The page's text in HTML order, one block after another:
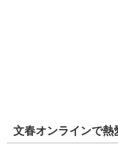
文春オンラインで熱